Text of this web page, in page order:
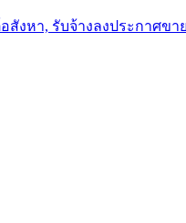
งหา, รับจ้างลงประกาศขา